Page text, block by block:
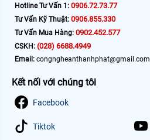
Hotline Tư Vấn 1: 0906.72.73.77
Tư Vấn Kỹ Thuật: 0906.855.330
Tư Vấn Mua Hàng: 0902.452.577
CSKH: (028) 6688.4949
Email: congngheanthanhphat@gmail.com
Kết nối với chúng tôi
Facebook
Tiktok